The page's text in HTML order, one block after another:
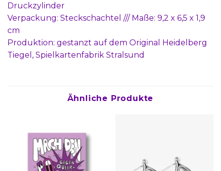
Druckzylinder
Verpackung: Steckschachtel /// Maße: 9,2 x 6,5 x 1,9
cm
Produktion: gestanzt auf dem Original Heidelberg
Tiegel, Spielkartenfabrik Stralsund
Ähnliche Produkte